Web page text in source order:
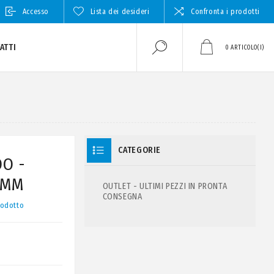
Accesso Lista dei desideri Confronta i prodotti
0 ARTICOLO(I)
-
CATEGORIE
OUTLET - ULTIMI PEZZI IN PRONTA
CONSEGNA